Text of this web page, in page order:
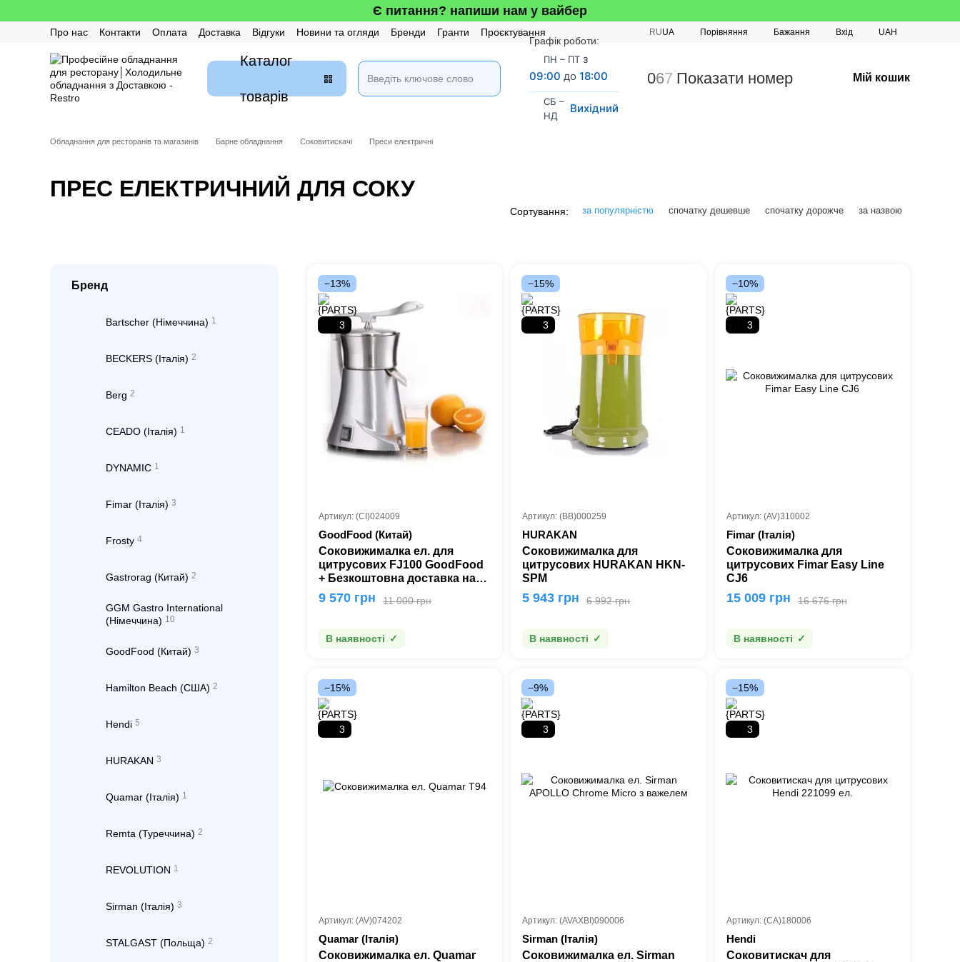
Є питання? напиши нам у вайбер
Про нас Контакти Оплата Доставка Відгуки Новини та огляди Бренди Гранти
Проєктування
RUUA Порівняння Бажання Вхід UAH
Каталог
товарів
Графік роботи:
ПН – ПТ з
09:00 до18:00
СБ –
НД
Вихідний
067 Показати номер Мій кошик
Обладнання для ресторанів та магазинів Барне обладнання Соковитискачі Преси електричні
ПРЕС ЕЛЕКТРИЧНИЙ ДЛЯ СОКУ
Сортування: за популярністю спочатку дешевше спочатку дорожче за назвою
−13%
3
Артикул: (CI)024009
GoodFood (Китай)
Соковижималка ел. для
цитрусових FJ100 GoodFood
+ Безкоштовна доставка на
відділення НП
11 000 грн
9 570 грн
В наявності
−15%
3
Артикул: (BB)000259
HURAKAN
Соковижималка для
цитрусових HURAKAN HKN-
SPM
6 992 грн
5 943 грн
В наявності
−10%
3
Артикул: (AV)310002
Fimar (Італія)
Соковижималка для
цитрусових Fimar Easy Line
CJ6
16 676 грн
15 009 грн
В наявності
−15%
3
Артикул: (AV)074202
Quamar (Італія)
Соковижималка ел. Quamar
−9%
3
Артикул: (AVAXBI)090006
Sirman (Італія)
Соковижималка ел. Sirman
−15%
3
Артикул: (СА)180006
Hendi
Соковитискач для
Бренд
Bartscher (Німеччина) 1
BECKERS (Італія) 2
Berg 2
CEADO (Італія) 1
DYNAMIC 1
Fimar (Італія) 3
Frosty 4
Gastrorag (Китай) 2
GGM Gastro International
(Німеччина) 10
GoodFood (Китай) 3
Hamilton Beach (США) 2
Hendi 5
HURAKAN 3
Quamar (Італія) 1
Remta (Туреччина) 2
REVOLUTION 1
Sirman (Італія) 3
STALGAST (Польща) 2